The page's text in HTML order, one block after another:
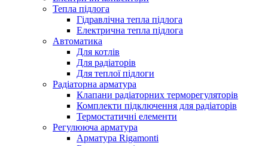
Тепла підлога
Гідравлічна тепла підлога
Електрична тепла підлога
Автоматика
Для котлів
Для радіаторів
Для теплої підлоги
Радіаторна арматура
Клапани радіаторних терморегуляторів
Комплекти підключення для радіаторів
Термостатичні елементи
Регулююча арматура
Арматура Rigamonti